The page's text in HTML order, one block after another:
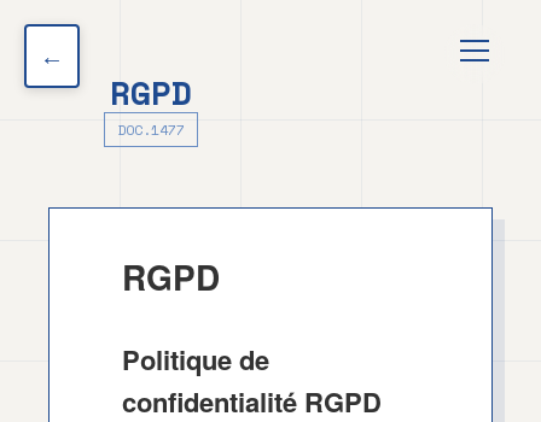
contenu
principal
←
RGPD
DOC.1477
RGPD
Politique de
confidentialité RGPD